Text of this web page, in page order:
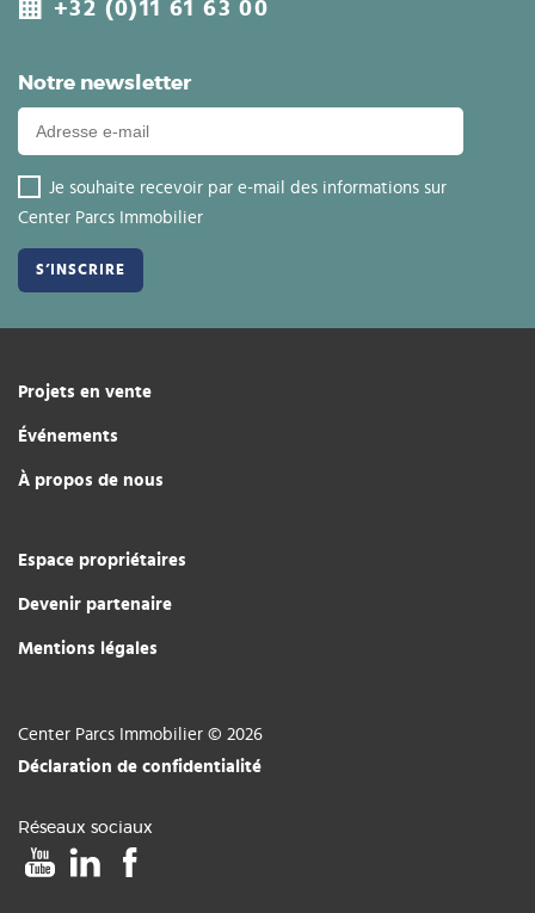
Notre newsletter
Je souhaite recevoir par e-mail des informations sur
Center Parcs Immobilier
+32 (0)11 61 63 00
Projets en vente
Événements
À propos de nous
Espace propriétaires
Devenir partenaire
Mentions légales
Center Parcs Immobilier © 2026
Déclaration de confidentialité
Réseaux sociaux